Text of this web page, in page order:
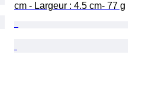
cm - Largeur : 4.5 cm- 77 g